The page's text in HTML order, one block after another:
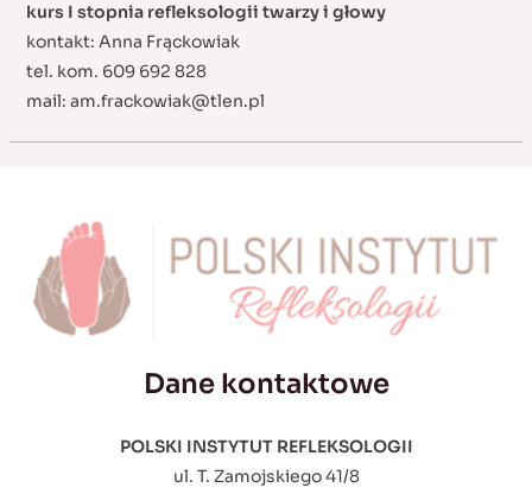
kurs I stopnia refleksologii twarzy i głowy
kontakt: Anna Frąckowiak
tel. kom. 609 692 828
mail: am.frackowiak@tlen.pl
Dane kontaktowe
POLSKI INSTYTUT REFLEKSOLOGII
ul. T. Zamojskiego 41/8